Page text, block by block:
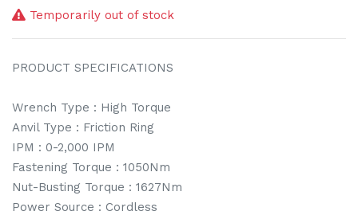
Temporarily out of stock
PRODUCT SPECIFICATIONS
Wrench Type : High Torque
Anvil Type : Friction Ring
IPM : 0-2,000 IPM
Fastening Torque : 1050Nm
Nut-Busting Torque : 1627Nm
Power Source : Cordless